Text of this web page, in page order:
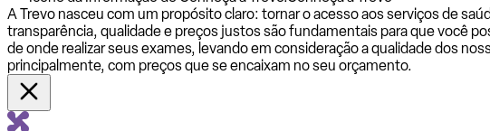
A Trevo nasceu com um propósito claro: tornar o acesso aos serviços de
transparência, qualidade e preços justos são fundamentais para que você
de onde realizar seus exames, levando em consideração a qualidade dos
principalmente, com preços que se encaixam no seu orçamento.